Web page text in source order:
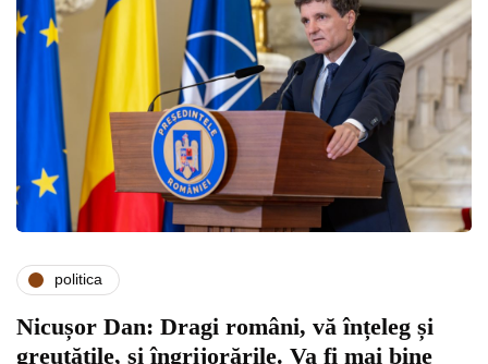
politica
Nicușor Dan: Dragi români, vă înțeleg și
greutățile, și îngrijorările. Va fi mai bine